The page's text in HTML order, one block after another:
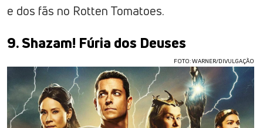
e dos fãs no Rotten Tomatoes.
9. Shazam! Fúria dos Deuses
FOTO: WARNER/DIVULGAÇÃO